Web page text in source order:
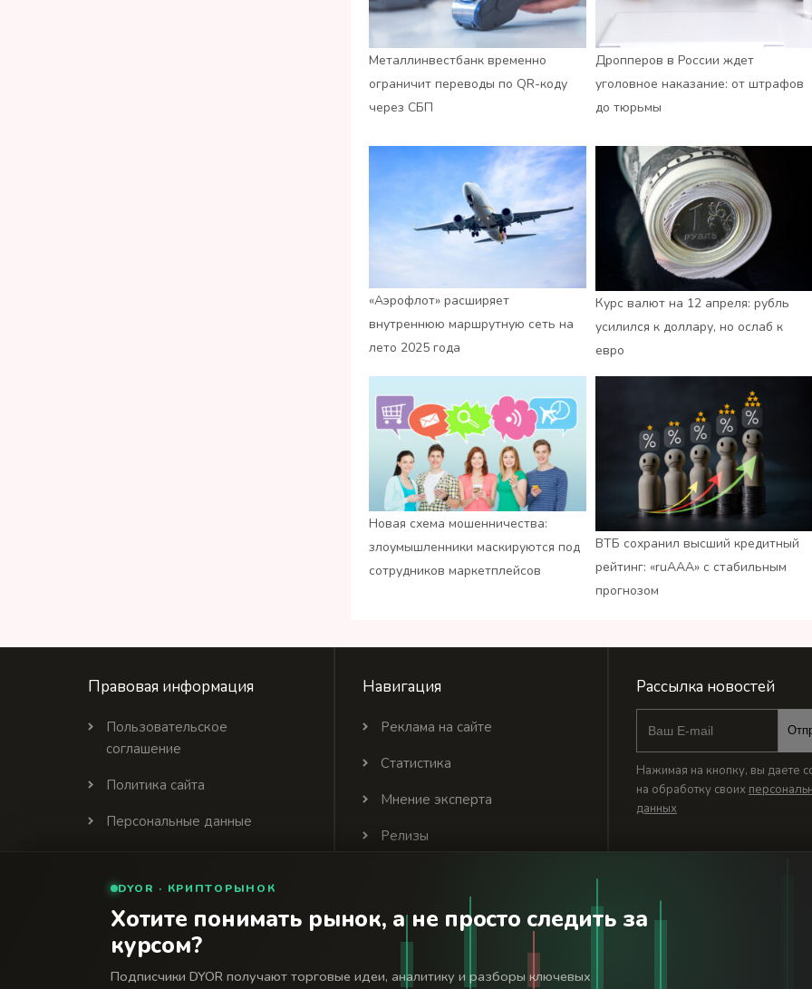
Металлинвестбанк временно
ограничит переводы по QR-коду
через СБП
Дропперов в России ждет
уголовное наказание: от штрафов
до тюрьмы
«Аэрофлот» расширяет
внутреннюю маршрутную сеть на
лето 2025 года
Курс валют на 12 апреля: рубль
усилился к доллару, но ослаб к
евро
Новая схема мошенничества:
злоумышленники маскируются под
сотрудников маркетплейсов
ВТБ сохранил высший кредитный
рейтинг: «ruАAA» с стабильным
прогнозом
Правовая информация
Пользовательское
соглашение
Политика сайта
Персональные данные
Партнеры
Навигация
Реклама на сайте
Статистика
Мнение эксперта
Релизы
Рассылка новостей
Нажимая на кнопку, вы даете
на обработку своих
данных
© 2026 Финансовый интернет-портал «Банки Сегодня». Используя сайт BanksToday.net вы соглашаетесь с
DYOR · КРИПТОРЫНОК
Хотите понимать рынок, а не просто следить за
курсом?
Подписчики DYOR получают торговые идеи, аналитику и разборы ключевых